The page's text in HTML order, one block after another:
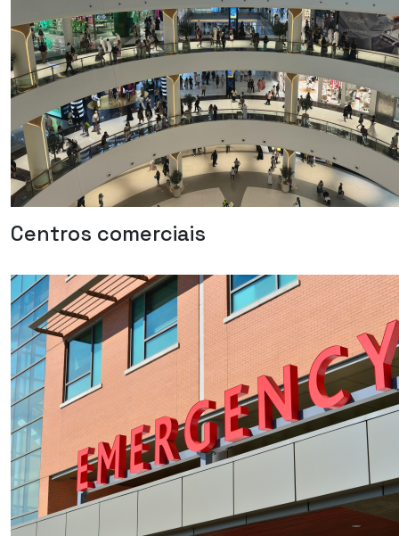
Centros comerciais